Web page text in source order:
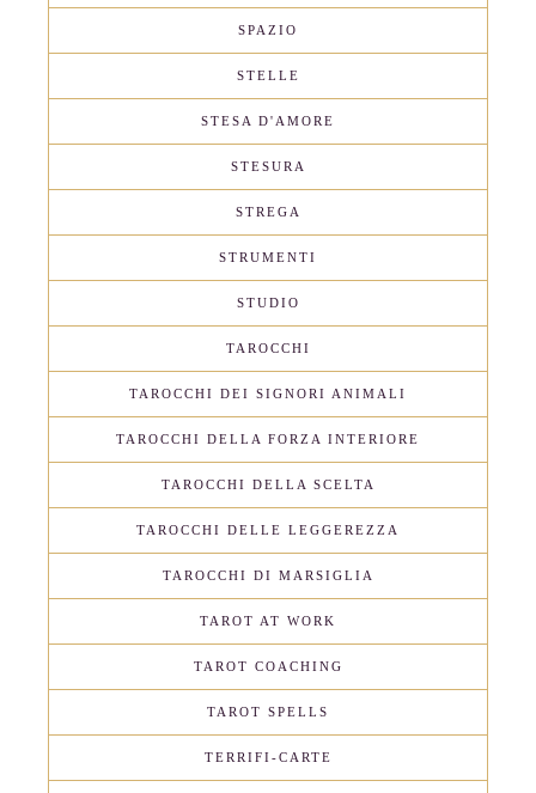
SPAZIO
STELLE
STESA D'AMORE
STESURA
STREGA
STRUMENTI
STUDIO
TAROCCHI
TAROCCHI DEI SIGNORI ANIMALI
TAROCCHI DELLA FORZA INTERIORE
TAROCCHI DELLA SCELTA
TAROCCHI DELLE LEGGEREZZA
TAROCCHI DI MARSIGLIA
TAROT AT WORK
TAROT COACHING
TAROT SPELLS
TERRIFI-CARTE